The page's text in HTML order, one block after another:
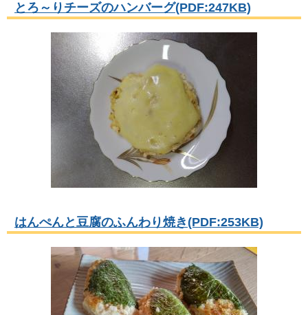
とろ～りチーズのハンバーグ(PDF:247KB)
はんぺんと豆腐のふんわり焼き(PDF:253KB)